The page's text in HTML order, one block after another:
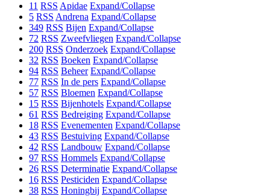
11 RSS Apidae Expand/Collapse
5 RSS Andrena Expand/Collapse
349 RSS Bijen Expand/Collapse
72 RSS Zweefvliegen Expand/Collapse
200 RSS Onderzoek Expand/Collapse
32 RSS Boeken Expand/Collapse
94 RSS Beheer Expand/Collapse
77 RSS In de pers Expand/Collapse
57 RSS Bloemen Expand/Collapse
15 RSS Bijenhotels Expand/Collapse
61 RSS Bedreiging Expand/Collapse
18 RSS Evenementen Expand/Collapse
43 RSS Bestuiving Expand/Collapse
42 RSS Landbouw Expand/Collapse
97 RSS Hommels Expand/Collapse
26 RSS Determinatie Expand/Collapse
16 RSS Pesticiden Expand/Collapse
38 RSS Honingbij Expand/Collapse